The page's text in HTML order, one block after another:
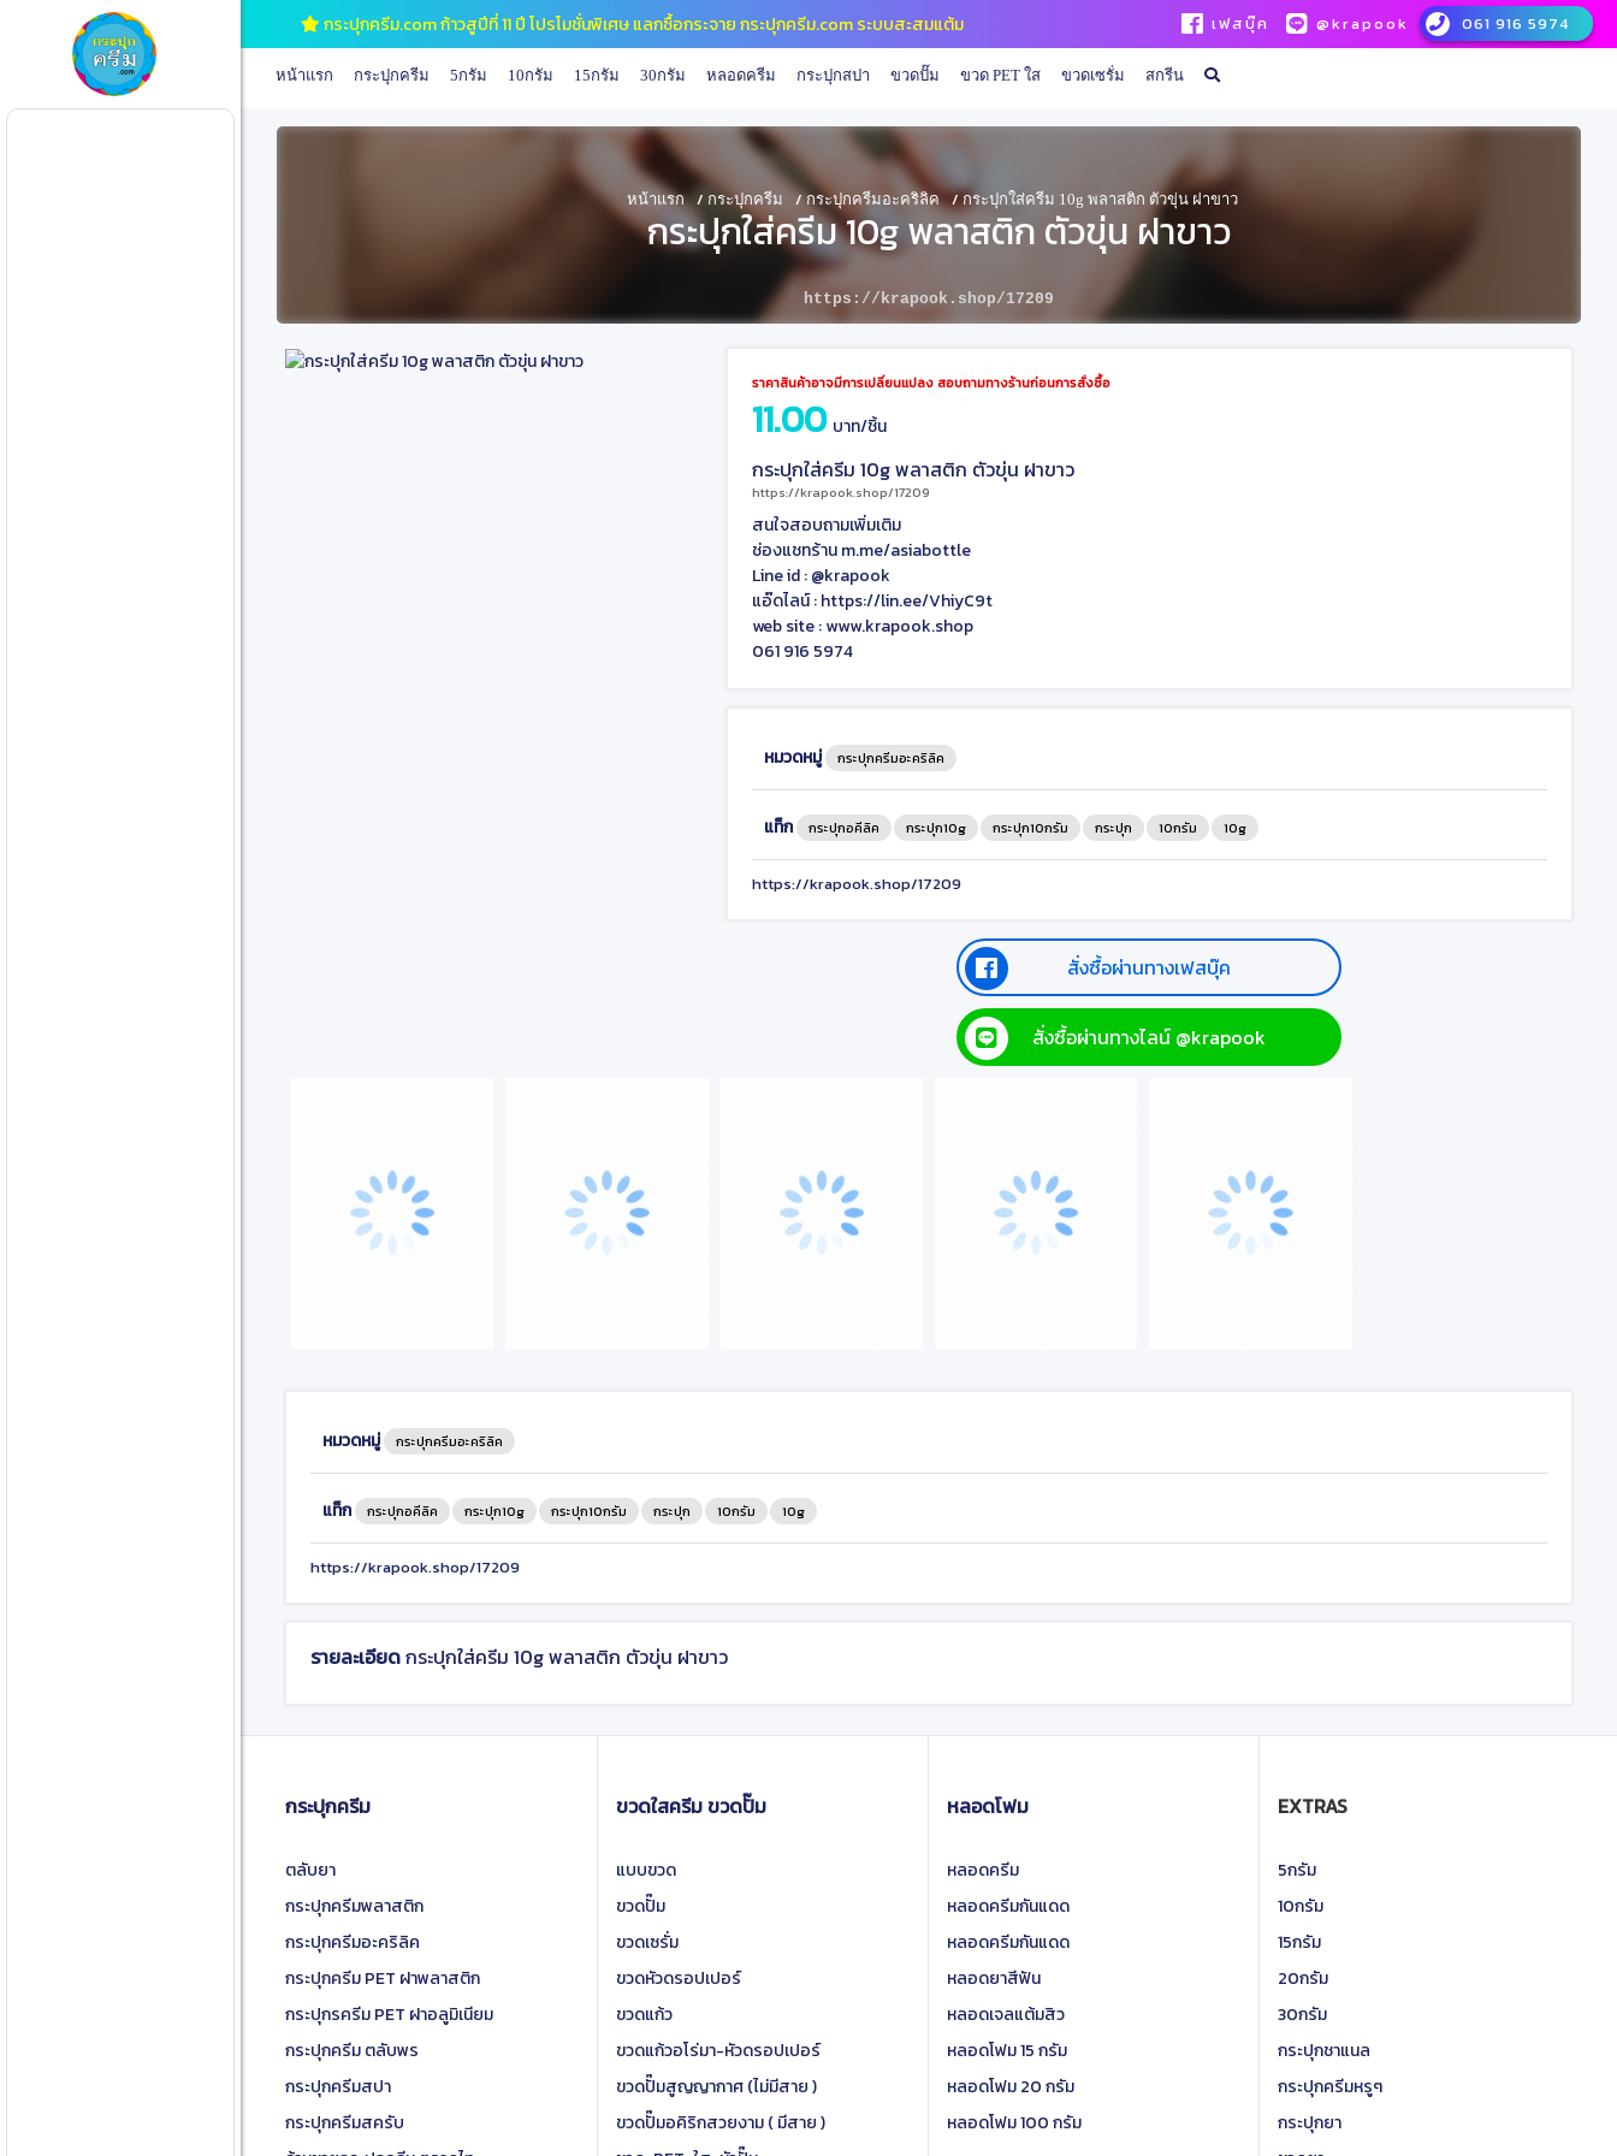
กระปุกครีม.com ก้าวสูปีที่ 11 ปี โปรโมชั่นพิเศษ แลกซื้อกระจาย กระปุกครีม.com ระบบสะสมแต้ม เฟสบุ๊ค @krapook 061 916 5974
หน้าแรก กระปุกครีม 5กรัม 10กรัม 15กรัม 30กรัม หลอดครีม กระปุกสปา ขวดปั๊ม ขวด PET ใส ขวดเซรั่ม สกรีน
หน้าแรก / กระปุกครีม / กระปุกครีมอะคริลิค / กระปุกใส่ครีม 10g พลาสติก ตัวขุ่น ฝาขาว
กระปุกใส่ครีม 10g พลาสติก ตัวขุ่น ฝาขาว
https://krapook.shop/17209
ราคาสินค้าอาจมีการเปลี่ยนแปลง สอบถามทางร้านก่อนการสั่งซื้อ
11.00 บาท/ชิ้น
กระปุกใส่ครีม 10g พลาสติก ตัวขุ่น ฝาขาว
https://krapook.shop/17209
สนใจสอบถามเพิ่มเติม
ช่องแชทร้าน m.me/asiabottle
Line id : @krapook
แอ๊ดไลน์ : https://lin.ee/VhiyC9t
web site : www.krapook.shop
061 916 5974
หมวดหมู่ กระปุกครีมอะคริลิค
แท็ก กระปุกอคีลิค กระปุก10g กระปุก10กรัม กระปุก 10กรัม 10g
https://krapook.shop/17209
สั่งซื้อผ่านทางเฟสบุ๊ค
สั่งซื้อผ่านทางไลน์ @krapook
หมวดหมู่ กระปุกครีมอะคริลิค
แท็ก กระปุกอคีลิค กระปุก10g กระปุก10กรัม กระปุก 10กรัม 10g
https://krapook.shop/17209
รายละเอียดกระปุกใส่ครีม 10g พลาสติก ตัวขุ่น ฝาขาว
กระปุกครีม
ตลับยา
กระปุกครีมพลาสติก
กระปุกครีมอะคริลิค
กระปุกครีม PET ฝาพลาสติก
กระปุกรครีม PET ฝาอลูมิเนียม
กระปุกครีม ตลับพร
กระปุกครีมสปา
กระปุกครีมสครับ
ขวดใสครีม ขวดปั๊ม
แบบขวด
ขวดปั๊ม
ขวดเซรั่ม
ขวดหัวดรอปเปอร์
ขวดแก้ว
ขวดแก้วอโร่มา-หัวดรอปเปอร์
ขวดปั๊มสูญญากาศ (ไม่มีสาย )
ขวดปั๊มอคิริกสวยงาม ( มีสาย )
หลอดโฟม
หลอดครีม
หลอดครีมกันแดด
หลอดครีมกันแดด
หลอดยาสีฟัน
หลอดเจลแต้มสิว
หลอดโฟม 15 กรัม
หลอดโฟม 20 กรัม
หลอดโฟม 100 กรัม
EXTRAS
5กรัม
10กรัม
15กรัม
20กรัม
30กรัม
กระปุกชาแนล
กระปุกครีมหรูๆ
กระปุกยา